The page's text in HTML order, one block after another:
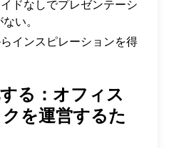
ドなしでプレゼンテーシ
い。
インスピレーションを得
る：オフィス
を運営するた